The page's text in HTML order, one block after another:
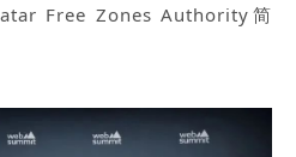
Free Zones Authority简